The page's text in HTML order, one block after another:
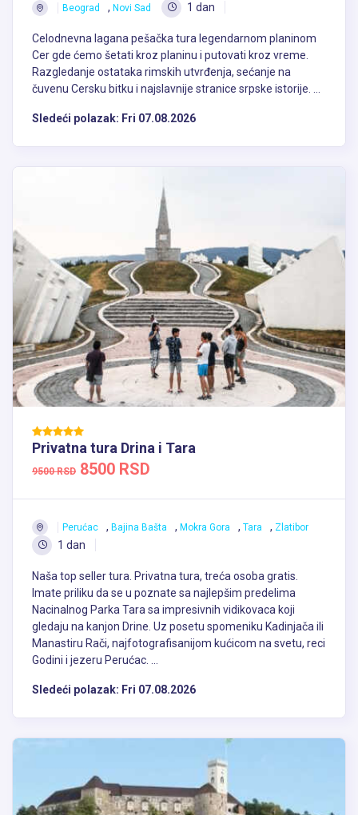
Beograd , Novi Sad 1 dan
Celodnevna lagana pešačka tura legendarnom planinom
Cer gde ćemo šetati kroz planinu i putovati kroz vreme.
Razgledanje ostataka rimskih utvrđenja, sećanje na
čuvenu Cersku bitku i najslavnije stranice srpske istorije. ...
Sledeći polazak: Fri 07.08.2026
Privatna tura Drina i Tara
9500 RSD 8500 RSD
Perućac , Bajina Bašta , Mokra Gora , Tara , Zlatibor
1 dan
Naša top seller tura. Privatna tura, treća osoba gratis.
Imate priliku da se u poznate sa najlepšim predelima
Nacinalnog Parka Tara sa impresivnih vidikovaca koji
gledaju na kanjon Drine. Uz posetu spomeniku Kadinjača ili
Manastiru Rači, najfotografisanijom kućicom na svetu, reci
Godini i jezeru Perućac. ...
Sledeći polazak: Fri 07.08.2026